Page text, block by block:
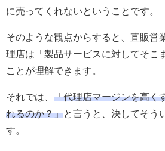
に売ってくれないということです。
そのような観点からすると、直販営
理店は「製品サービスに対してそこ
ことが理解できます。
それでは、 「代理店マージンを高く
れるのか？」と言うと、決してそう
す。